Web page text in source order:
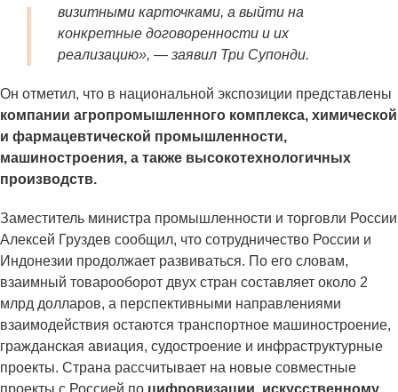
визитными карточками, а выйти на
конкретные договоренности и их
реализацию», — заявил Три Супонди.
Он отметил, что в национальной экспозиции представлены
компании агропромышленного комплекса, химической
и фармацевтической промышленности,
машиностроения, а также высокотехнологичных
производств.
Заместитель министра промышленности и торговли России
Алексей Груздев сообщил, что сотрудничество России и
Индонезии продолжает развиваться. По его словам,
взаимный товарооборот двух стран составляет около 2
млрд долларов, а перспективными направлениями
взаимодействия остаются транспортное машиностроение,
гражданская авиация, судостроение и инфраструктурные
проекты. Страна рассчитывает на новые совместные